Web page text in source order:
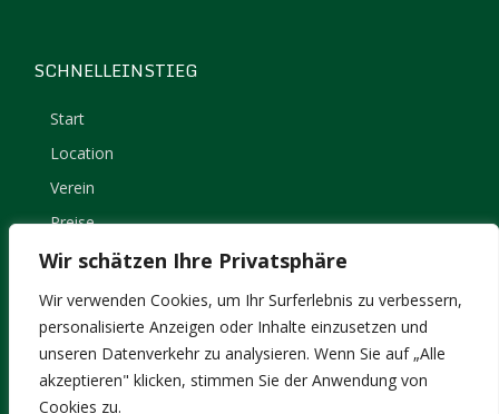
Wir schätzen Ihre Privatsphäre
Wir verwenden Cookies, um Ihr Surferlebnis zu verbessern,
personalisierte Anzeigen oder Inhalte einzusetzen und
unseren Datenverkehr zu analysieren. Wenn Sie auf „Alle
akzeptieren" klicken, stimmen Sie der Anwendung von
Cookies zu.
SCHNELLEINSTIEG
Start
Location
Verein
Preise
Kontakt
Impressum
Datenschutz